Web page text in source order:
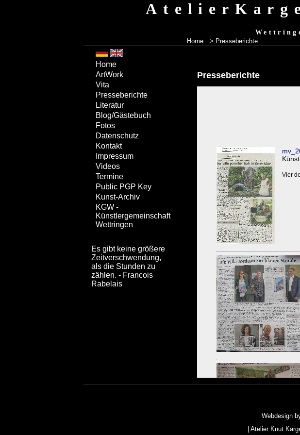
Home > Presseberichte
Presseberichte
Home
ArtWork
Vita
Presseberichte
Literatur
Blog/Gästebuch
Fotos
Datenschutz
Kontakt
Impressum
Videos
Termine
Public PGP Key
Kunst-Archiv
KGW -
Künstlergemeinschaft
Wettringen
Es gibt keine größere
Zeitverschwendung,
als die Stunden zu
zählen. - Francois
Rabelais
Webdesign
Atelier Knut